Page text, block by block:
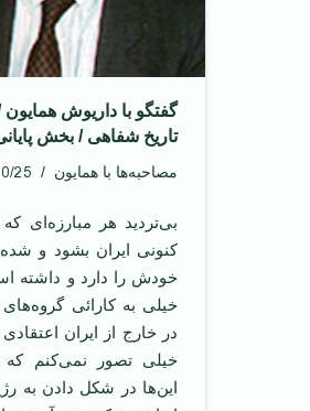
گفتگو با داریوش همایون
تاریخ شفاهی / بخش
مصاحبه‌ها با همایون 25
بی‌تردید هر مبارزه‌ای که
کنونی ایران بشود و
خودش را دارد و داشته
خیلی به کارائی
در خارج از ایران اعتقادی
خیلی تصور نمی‌کنم که
این‌ها در شکل دادن به